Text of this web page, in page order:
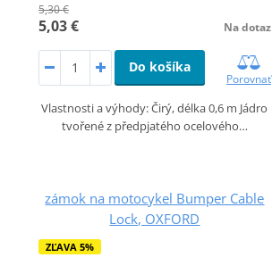
5,30 €
5,03 € Na dotaz
Do košíka
Porovnať
Vlastnosti a výhody: Čirý, délka 0,6 m Jádro
tvořené z předpjatého ocelového…
zámok na motocykel Bumper Cable
Lock, OXFORD
ZĽAVA 5%